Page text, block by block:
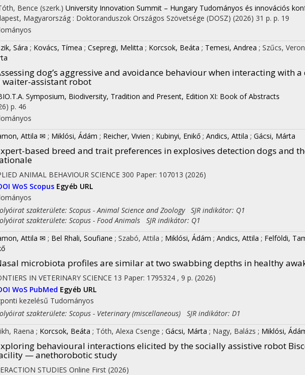
Bence (szerk.) University Innovation Summit – Hungary Tudományos és innovációs
Magyarország : Doktoranduszok Országos Szövetsége (DOSZ) (2026) 31 p. p. 19
Sára ; Kovács, Tímea ; Csepregi, Melitta ; Korcsok, Beáta ; Temesi, Andrea ; Szűcs,
dog’s aggressive and avoidance behaviour when interacting with
waiter-assistant robot
Symposium, Biodiversity, Tradition and Present, Edition XI: Book of Abstracts
p. 46
Attila ✉ ; Miklósi, Ádám ; Reicher, Vivien ; Kubinyi, Enikő ; Andics, Attila ; Gácsi, Márta
based breed and trait preferences in explosives detection dogs and
ANIMAL BEHAVIOUR SCIENCE 300 Paper: 107013 (2026)
WoS Scopus Egyéb URL
szakterülete: Scopus - Animal Science and Zoology SJR indikátor: Q1
szakterülete: Scopus - Food Animals SJR indikátor: Q1
Attila ✉ ; Bel Rhali, Soufiane ; Szabó, Attila ; Miklósi, Ádám ; Andics, Attila ; Felföldi,
microbiota profiles are similar at two swabbing depths in healthy
IN VETERINARY SCIENCE 13 Paper: 1795324 , 9 p. (2026)
WoS PubMed Egyéb URL
kezelésű Tudományos
szakterülete: Scopus - Veterinary (miscellaneous) SJR indikátor: D1
Raena ; Korcsok, Beáta ; Tóth, Alexa Csenge ; Gácsi, Márta ; Nagy, Balázs ; Miklósi,
behavioural interactions elicited by the socially assistive robot
— anethorobotic study
STUDIES Online First (2026)